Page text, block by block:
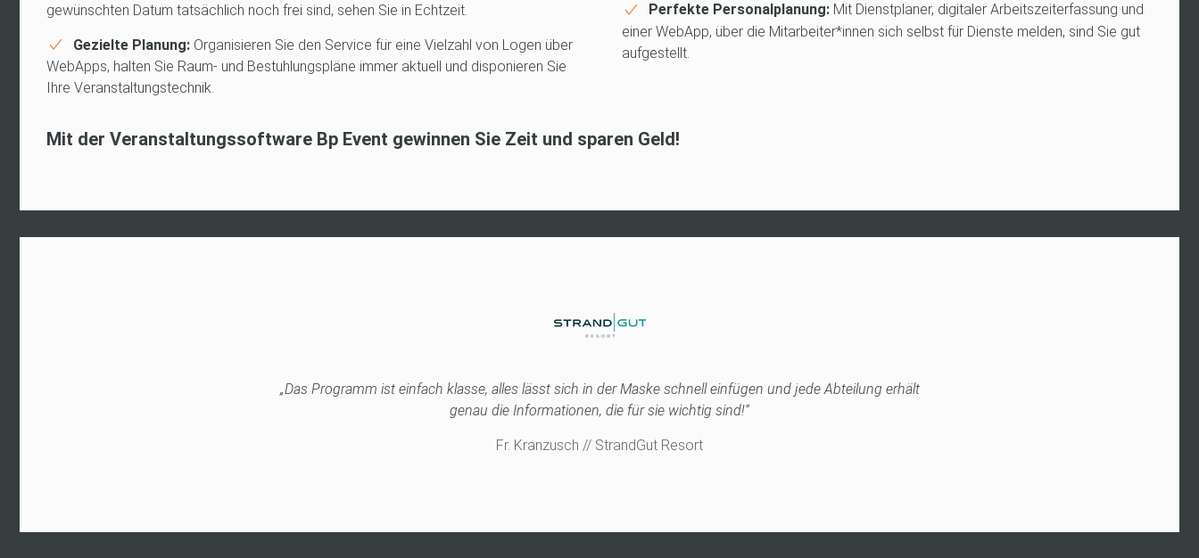
gewünschten Datum tatsächlich noch frei sind, sehen Sie in Echtzeit.
Gezielte Planung: Organisieren Sie den Service für eine Vielzahl von Logen über
WebApps, halten Sie Raum- und Bestuhlungspläne immer aktuell und disponieren Sie
Ihre Veranstaltungstechnik.
Perfekte Personalplanung: Mit Dienstplaner, digitaler Arbeitszeiterfassung und
einer WebApp, über die Mitarbeiter*innen sich selbst für Dienste melden, sind Sie gut
aufgestellt.
Mit der Veranstaltungssoftware Bp Event gewinnen Sie Zeit und sparen Geld!
„Das Programm ist einfach klasse, alles lässt sich in der Maske schnell einfügen und jede Abteilung erhält
genau die Informationen, die für sie wichtig sind!“
Fr. Kranzusch // StrandGut Resort